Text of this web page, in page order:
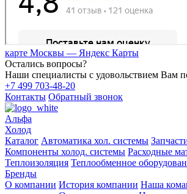
карте Москвы — Яндекс Карты
Остались вопросы?
Наши специалисты с удовольствием Вам
+7 499 703-48-20
Контакты Обратный звонок
Альфа
Холод
Каталог Автоматика хол. системы
Компоненты холод. системы Расходные
Теплоизоляция Теплообменное
Бренды
О компании История компании Наша